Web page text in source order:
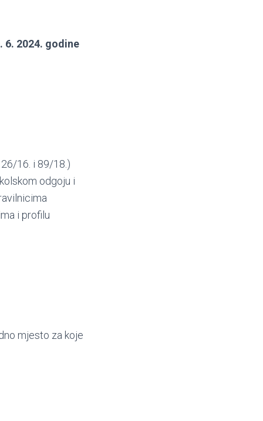
6. 2024. godine
26/16. i 89/18.)
odgoju i
i profilu
mjesto za koje